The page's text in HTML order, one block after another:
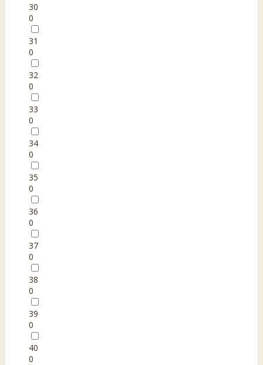
30
0
31
0
32
0
33
0
34
0
35
0
36
0
37
0
38
0
39
0
40
0